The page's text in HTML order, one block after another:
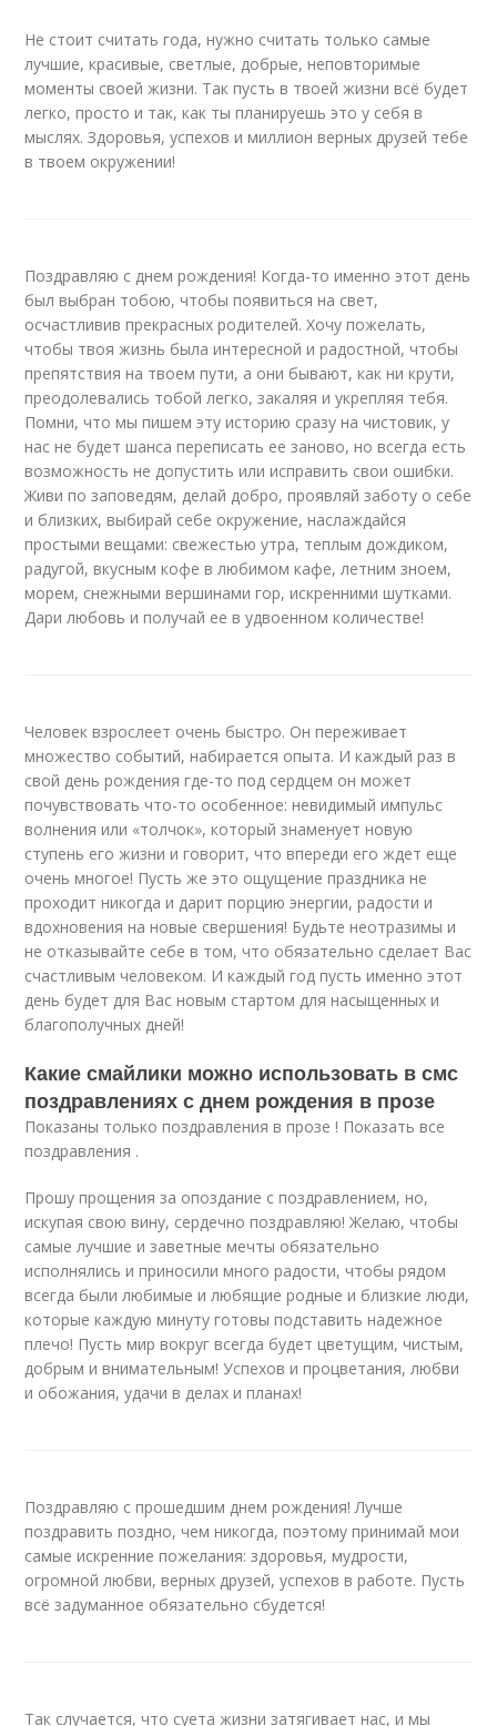
Не стоит считать года, нужно считать только самые
лучшие, красивые, светлые, добрые, неповторимые
моменты своей жизни. Так пусть в твоей жизни всё будет
легко, просто и так, как ты планируешь это у себя в
мыслях. Здоровья, успехов и миллион верных друзей тебе
в твоем окружении!
Поздравляю с днем рождения! Когда-то именно этот день
был выбран тобою, чтобы появиться на свет,
осчастливив прекрасных родителей. Хочу пожелать,
чтобы твоя жизнь была интересной и радостной, чтобы
препятствия на твоем пути, а они бывают, как ни крути,
преодолевались тобой легко, закаляя и укрепляя тебя.
Помни, что мы пишем эту историю сразу на чистовик, у
нас не будет шанса переписать ее заново, но всегда есть
возможность не допустить или исправить свои ошибки.
Живи по заповедям, делай добро, проявляй заботу о себе
и близких, выбирай себе окружение, наслаждайся
простыми вещами: свежестью утра, теплым дождиком,
радугой, вкусным кофе в любимом кафе, летним зноем,
морем, снежными вершинами гор, искренними шутками.
Дари любовь и получай ее в удвоенном количестве!
Человек взрослеет очень быстро. Он переживает
множество событий, набирается опыта. И каждый раз в
свой день рождения где-то под сердцем он может
почувствовать что-то особенное: невидимый импульс
волнения или «толчок», который знаменует новую
ступень его жизни и говорит, что впереди его ждет еще
очень многое! Пусть же это ощущение праздника не
проходит никогда и дарит порцию энергии, радости и
вдохновения на новые свершения! Будьте неотразимы и
не отказывайте себе в том, что обязательно сделает Вас
счастливым человеком. И каждый год пусть именно этот
день будет для Вас новым стартом для насыщенных и
благополучных дней!
Какие смайлики можно использовать в смс
поздравлениях с днем рождения в прозе
Показаны только поздравления в прозе ! Показать все
поздравления .
Прошу прощения за опоздание с поздравлением, но,
искупая свою вину, сердечно поздравляю! Желаю, чтобы
самые лучшие и заветные мечты обязательно
исполнялись и приносили много радости, чтобы рядом
всегда были любимые и любящие родные и близкие люди,
которые каждую минуту готовы подставить надежное
плечо! Пусть мир вокруг всегда будет цветущим, чистым,
добрым и внимательным! Успехов и процветания, любви
и обожания, удачи в делах и планах!
Поздравляю с прошедшим днем рождения! Лучше
поздравить поздно, чем никогда, поэтому принимай мои
самые искренние пожелания: здоровья, мудрости,
огромной любви, верных друзей, успехов в работе. Пусть
всё задуманное обязательно сбудется!
Так случается, что суета жизни затягивает нас, и мы